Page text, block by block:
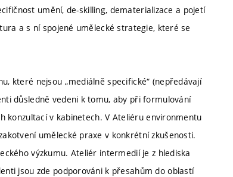
umění, de-skilling, dematerializace a pojetí
a s ní spojené umělecké strategie, které se
které nejsou „mediálně specifické“ (nepředávají
důsledně vedeni k tomu, aby při formulování
konzultací v kabinetech. V Ateliéru environmentu
umělecké praxe v konkrétní zkušenosti.
výzkumu. Ateliér intermedií je z hlediska
jsou zde podporováni k přesahům do oblastí